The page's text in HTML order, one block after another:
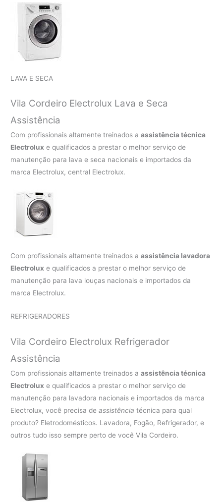
LAVA E SECA
Vila Cordeiro Electrolux Lava e Seca
Assistência
Com profissionais altamente treinados aassistência técnica
Electrolux e qualificados a prestar o melhor serviço de
manutenção para lava e seca nacionais e importados da
marca Electrolux, central Electrolux.
Com profissionais altamente treinados aassistência lavadora
Electrolux e qualificados a prestar o melhor serviço de
manutenção para lava louças nacionais e importados da
marca Electrolux.
REFRIGERADORES
Vila Cordeiro Electrolux Refrigerador
Assistência
Com profissionais altamente treinados aassistência técnica
Electrolux e qualificados a prestar o melhor serviço de
manutenção para lavadora nacionais e importados da marca
Electrolux, você precisa deassistência técnica para qual
produto? Eletrodomésticos. Lavadora, Fogão, Refrigerador, e
outros tudo isso sempre perto de você Vila Cordeiro.